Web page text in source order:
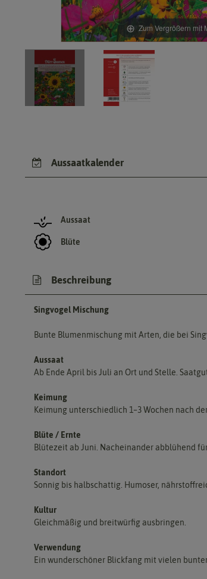
Zum Vergrößern mit
Aussaatkalender
Aussaat
Blüte
Beschreibung
Singvogel Mischung
Bunte Blumenmischung mit Arten, die bei
Aussaat
Ab Ende April bis Juli an Ort und Stelle.
Keimung
Keimung unterschiedlich 1–3 Wochen nach
Blüte / Ernte
Blütezeit ab Juni. Nacheinander abblühend
Standort
Sonnig bis halbschattig. Humoser,
Kultur
Gleichmäßig und breitwürfig ausbringen.
Verwendung
Ein wunderschöner Blickfang mit vielen